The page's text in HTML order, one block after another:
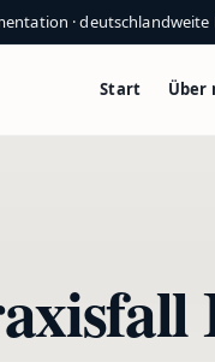
· deutschlandweite
Start Über